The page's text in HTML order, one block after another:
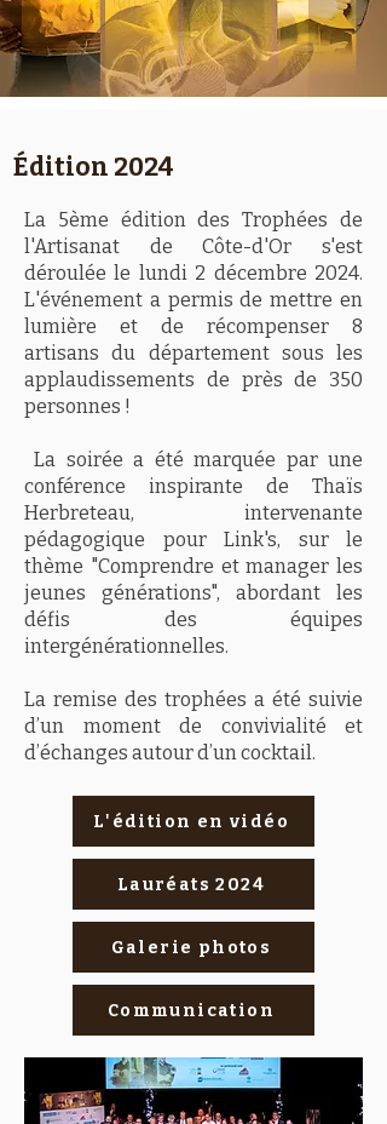
Édition 2024
La 5ème édition des Trophées de
l'Artisanat de Côte-d'Or s'est
déroulée le lundi 2 décembre 2024.
L'événement a permis de mettre en
lumière et de récompenser 8
artisans du département sous les
applaudissements de près de 350
personnes !
La soirée a été marquée par une
conférence inspirante de Thaïs
Herbreteau, intervenante
pédagogique pour Link's, sur le
thème "Comprendre et manager les
jeunes générations", abordant les
défis des équipes
intergénérationnelles.
La remise des trophées a été suivie
d’un moment de convivialité et
d’échanges autour d’un cocktail.
L'édition en vidéo
Lauréats 2024
Galerie photos
Communication